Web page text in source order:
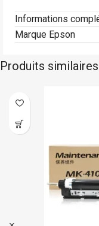
Informations
Marque Epson
Produits similaires
Hp